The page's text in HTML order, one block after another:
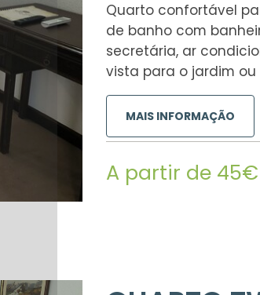
Quarto confortável
de banho com
secretária, ar
vista para o jardim
MAIS INFORMAÇÃO
A partir de 45€